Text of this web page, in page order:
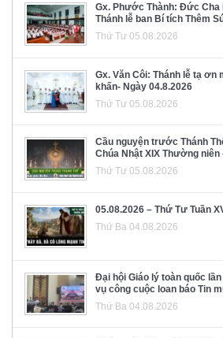
Gx. Phước Thành: Đức Cha
Thánh lễ ban Bí tích Thêm
Thứ Tư 05.08.2026
Gx. Văn Côi: Thánh lễ tạ ơn
khấn- Ngày 04.8.2026
Thứ Tư 05.08.2026
Cầu nguyện trước Thánh
Chúa Nhật XIX Thường niên
Thứ Tư 05.08.2026
05.08.2026 – Thứ Tư Tuần
Thứ Ba 04.08.2026
Đại hội Giáo lý toàn quốc
vụ công cuộc loan báo Tin
Thứ Ba 04.08.2026